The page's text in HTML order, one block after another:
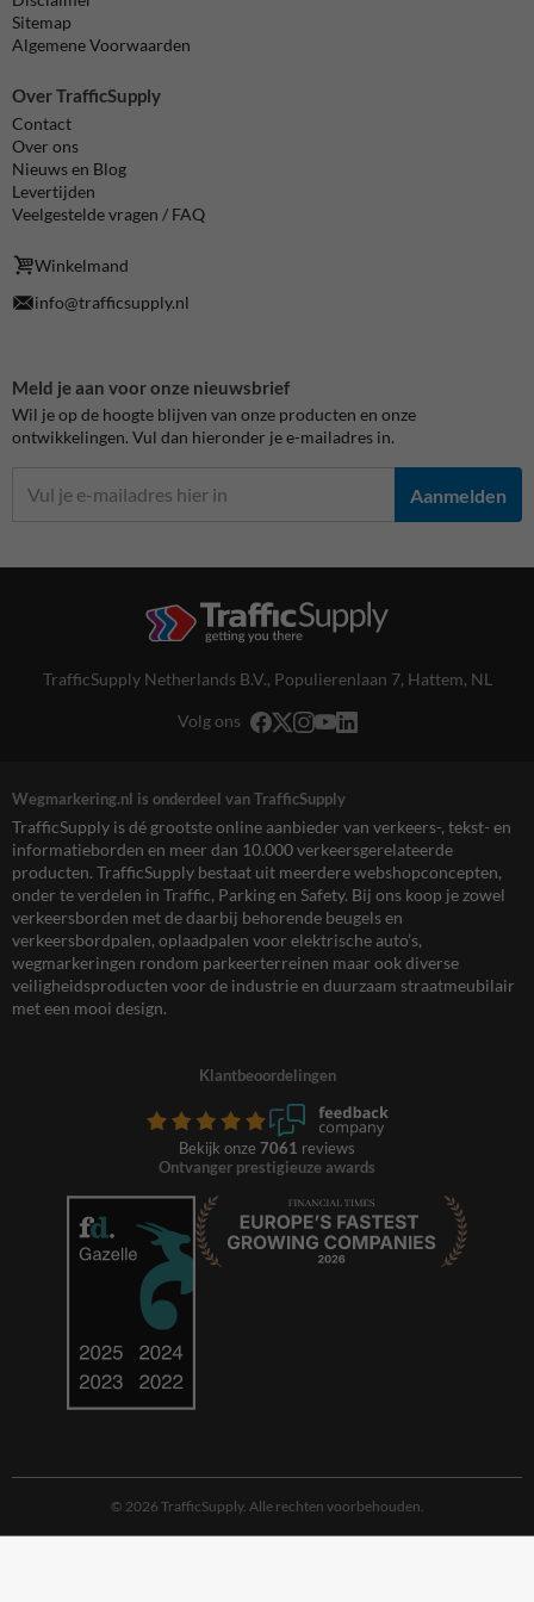
Sitemap
Algemene Voorwaarden
Over TrafficSupply
Contact
Over ons
Nieuws en Blog
Levertijden
Veelgestelde vragen / FAQ
Winkelmand
info@trafficsupply.nl
Meld je aan voor onze nieuwsbrief
Wil je op de hoogte blijven van onze producten en onze
ontwikkelingen. Vul dan hieronder je e-mailadres in.
Aanmelden
TrafficSupply Netherlands B.V., Populierenlaan 7, Hattem, NL
Volg ons
Wegmarkering.nl is onderdeel van TrafficSupply
TrafficSupply is dé grootste online aanbieder van verkeers-, tekst- en
informatieborden en meer dan 10.000 verkeersgerelateerde
producten. TrafficSupply bestaat uit meerdere webshopconcepten,
onder te verdelen in Traffic, Parking en Safety. Bij ons koop je zowel
verkeersborden met de daarbij behorende beugels en
verkeersbordpalen, oplaadpalen voor elektrische auto’s,
wegmarkeringen rondom parkeerterreinen maar ook diverse
veiligheidsproducten voor de industrie en duurzaam straatmeubilair
met een mooi design.
Klantbeoordelingen
Bekijk onze 7061 reviews
Ontvanger prestigieuze awards
© 2026 TrafficSupply. Alle rechten voorbehouden.